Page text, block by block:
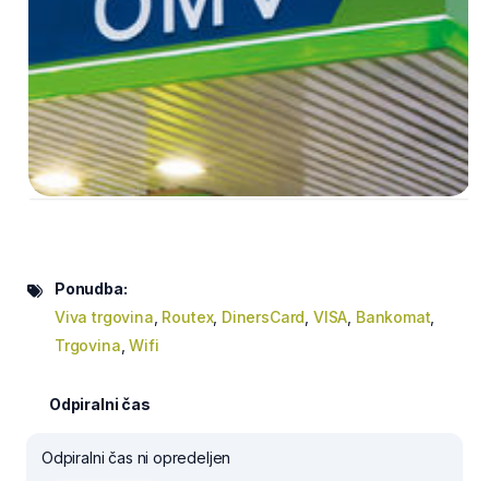
Ponudba:
Viva trgovina Routex, DinersCard VISA Bankomat
Trgovina ,Wifi
Odpiralni čas
Odpiralni čas ni opredeljen